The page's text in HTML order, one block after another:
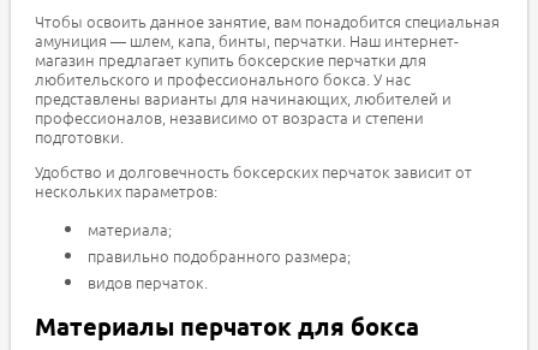
Чтобы освоить данное занятие, вам понадобится специальная
амуниция — шлем, капа, бинты, перчатки. Наш интернет-
магазин предлагает купить боксерские перчатки для
любительского и профессионального бокса. У нас
представлены варианты для начинающих, любителей и
профессионалов, независимо от возраста и степени
подготовки.
Удобство и долговечность боксерских перчаток зависит от
нескольких параметров:
материала;
правильно подобранного размера;
видов перчаток.
Материалы перчаток для бокса